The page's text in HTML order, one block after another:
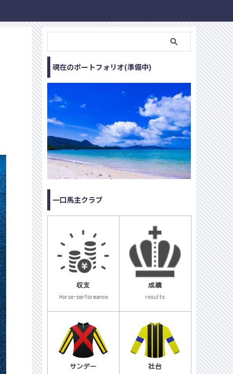
現在のポートフォリオ(準備中)
一口馬主クラブ
収支
Horse-performance
成績
results
サンデー 社台